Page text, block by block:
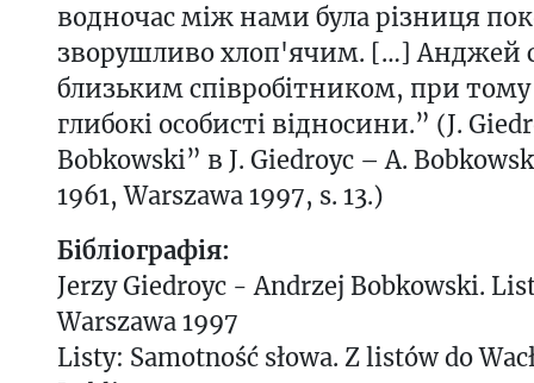
водночас між нами була різниця
зворушливо хлоп'ячим. […] Анджей
близьким співробітником, при
глибокі особисті відносини.” (J.
Bobkowski” в J. Giedroyc – A.
1961, Warszawa 1997, s. 13.)
Бібліографія:
Jerzy Giedroyc - Andrzej Bobkowski.
Warszawa 1997
Listy: Samotność słowa. Z listów do